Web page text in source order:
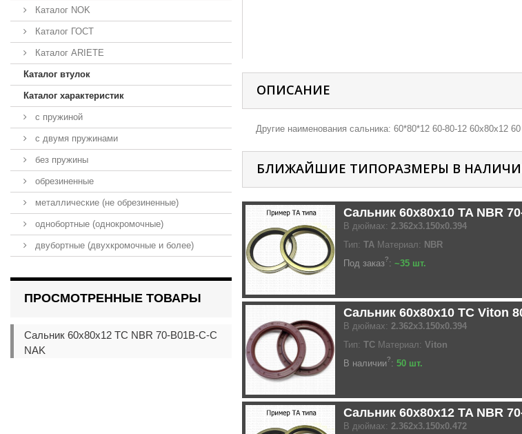
Каталог NOK
Каталог ГОСТ
Каталог ARIETE
Каталог втулок
Каталог характеристик
с пружиной
с двумя пружинами
без пружины
обрезиненные
металлические (не обрезиненные)
однобортные (однокромочные)
двубортные (двухкромочные и более)
ПРОСМОТРЕННЫЕ ТОВАРЫ
Сальник 60x80x12 TC NBR 70-B01B-C-C
NAK
ОПИСАНИЕ
Другие наименования сальника: 60*80*12 60-80-12 60х80х12
БЛИЖАЙШИЕ ТИПОРАЗМЕРЫ В
Сальник 60x80x10 TA NBR
В дюймах: 2.362x3.150x0.394
Тип: TA Материал: NBR
Под заказ?: ~35 шт.
Сальник 60x80x10 TC Viton
В дюймах: 2.362x3.150x0.394
Тип: TC Материал: Viton
В наличии?: 50 шт.
Сальник 60x80x12 TA NBR
В дюймах: 2.362x3.150x0.472